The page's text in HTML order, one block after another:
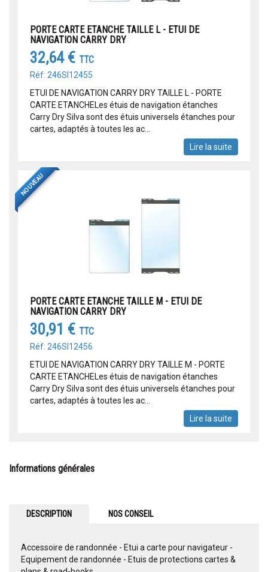
PORTE CARTE ETANCHE TAILLE L - ETUI DE
NAVIGATION CARRY DRY
32,64 € TTC
Réf: 246SI12455
ETUI DE NAVIGATION CARRY DRY TAILLE L - PORTE
CARTE ETANCHELes étuis de navigation étanches
Carry Dry Silva sont des étuis universels étanches pour
cartes, adaptés à toutes les ac...
Lire la suite
NOUVEAU
PORTE CARTE ETANCHE TAILLE M - ETUI DE
NAVIGATION CARRY DRY
30,91 € TTC
Réf: 246SI12456
ETUI DE NAVIGATION CARRY DRY TAILLE M - PORTE
CARTE ETANCHELes étuis de navigation étanches
Carry Dry Silva sont des étuis universels étanches pour
cartes, adaptés à toutes les ac...
Lire la suite
Informations générales
DESCRIPTION NOS CONSEIL
Accessoire de randonnée - Etui a carte pour navigateur -
Equipement de randonnée - Etuis de protections cartes &